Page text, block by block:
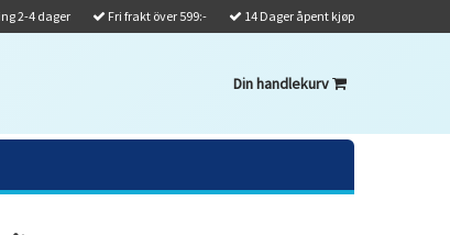
2-4 dager Fri frakt över 599:- 14 Dager åpent kjøp
Din handlekurv